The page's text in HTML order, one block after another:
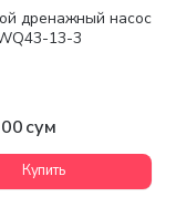
дренажный насос
13-3
сум
Купить